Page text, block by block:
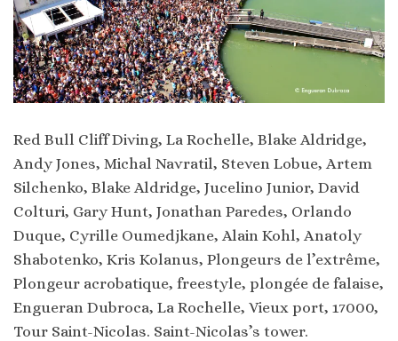
Red Bull Cliff Diving, La Rochelle, Blake Aldridge,
Andy Jones, Michal Navratil, Steven Lobue, Artem
Silchenko, Blake Aldridge, Jucelino Junior, David
Colturi, Gary Hunt, Jonathan Paredes, Orlando
Duque, Cyrille Oumedjkane, Alain Kohl, Anatoly
Shabotenko, Kris Kolanus, Plongeurs de l’extrême,
Plongeur acrobatique, freestyle, plongée de falaise,
Engueran Dubroca, La Rochelle, Vieux port, 17000,
Tour Saint-Nicolas. Saint-Nicolas’s tower.